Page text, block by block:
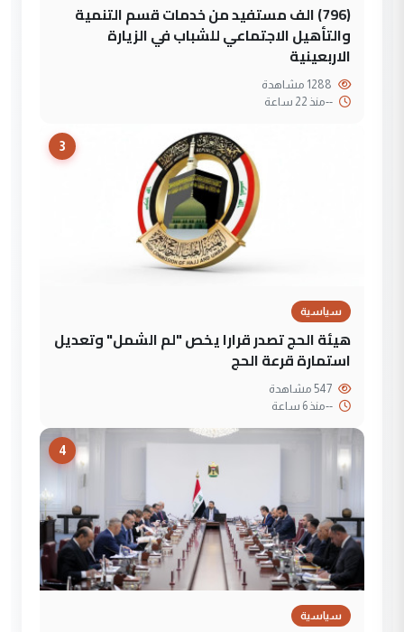
(796) الف مستفيد من خدمات قسم التنمية
والتأهيل الاجتماعي للشباب في الزيارة
الاربعينية
--منذ 22 ساعة
3
سياسية
هيئة الحج تصدر قرارا يخص "لم الشمل" وتعديل
استمارة قرعة الحج
--منذ 6 ساعة
4
سياسية